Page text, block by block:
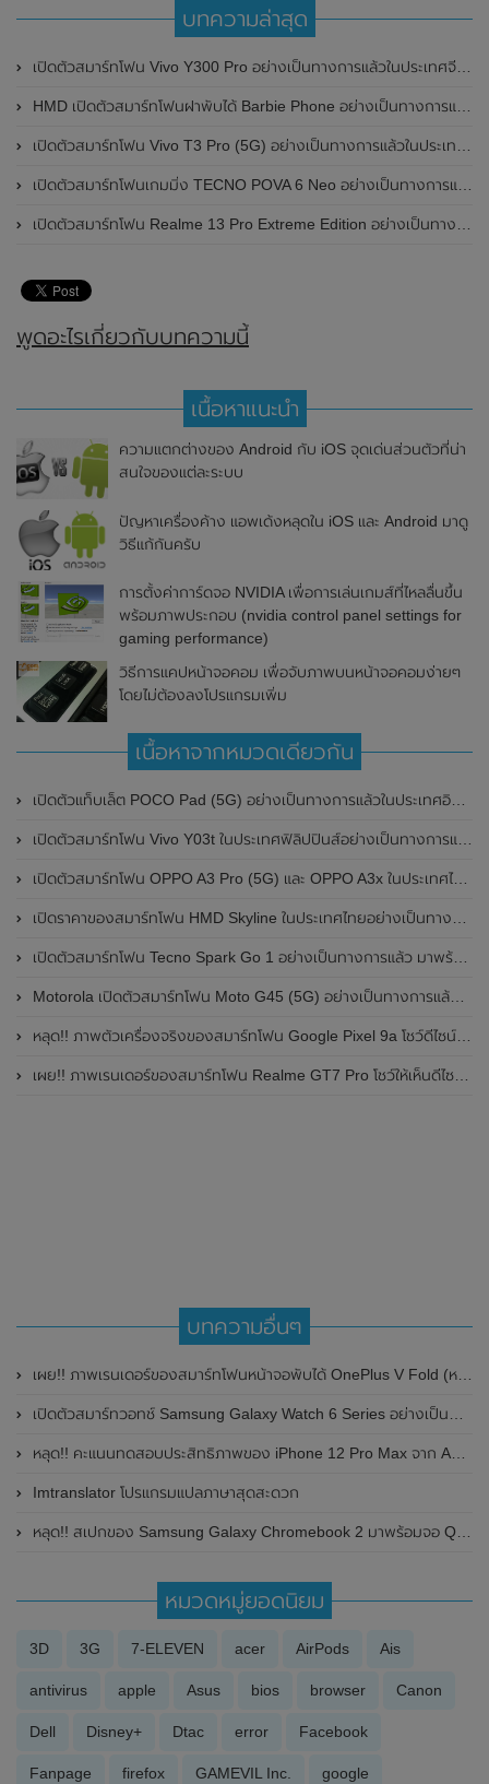
บทความล่าสุด
เปิดตัวสมาร์ทโฟน Vivo Y300 Pro อย่างเป็นทางการแล้วในประเทศจีน มาพร้อมดีไซน์พรีเมี่ยม ทนทาน และแบตเตอรี่สุดอึดขนาดใหญ่ 6,500mAh พร้อมรองรับการชาร์จไว 80W
HMD เปิดตัวสมาร์ทโฟนฝาพับได้ Barbie Phone อย่างเป็นทางการแล้ว มาพร้อมธีมสีชมพูสดใส
เปิดตัวสมาร์ทโฟน Vivo T3 Pro (5G) อย่างเป็นทางการแล้วในประเทศอินเดีย
เปิดตัวสมาร์ทโฟนเกมมิ่ง TECNO POVA 6 Neo อย่างเป็นทางการแล้วในประเทศไทย ในราคา 8,499 บาท
เปิดตัวสมาร์ทโฟน Realme 13 Pro Extreme Edition อย่างเป็นทางการแล้วในประเทศจีน
พูดอะไรเกี่ยวกับบทความนี้
เนื้อหาแนะนำ
ความแตกต่างของ Android กับ iOS จุดเด่นส่วนตัวที่น่า
สนใจของแต่ละระบบ
ปัญหาเครื่องค้าง แอพเด้งหลุดใน iOS และ Android มาดู
วิธีแก้กันครับ
การตั้งค่าการ์ดจอ NVIDIA เพื่อการเล่นเกมส์ที่ไหลลื่นขึ้น
พร้อมภาพประกอบ (nvidia control panel settings for
gaming performance)
วิธีการแคปหน้าจอคอม เพื่อจับภาพบนหน้าจอคอมง่ายๆ
โดยไม่ต้องลงโปรแกรมเพิ่ม
เนื้อหาจากหมวดเดียวกัน
เปิดตัวแท็บเล็ต POCO Pad (5G) อย่างเป็นทางการแล้วในประเทศอินเดีย มาพร้อมชิปเซ็ต Snapdragon 7s Gen 2 ของ Qualcomm และรองรับเครือข่าย 5G
เปิดตัวสมาร์ทโฟน Vivo Y03t ในประเทศฟิลิปปินส์อย่างเป็นทางการแล้ว มาพร้อมชิปเซ็ต Unisoc T612 , กล้องหลัง ความละเอียด 13MP , แบตเตอรี่ 5,000mAh และหน้าจอแสดงผล LCD / 90Hz
เปิดตัวสมาร์ทโฟน OPPO A3 Pro (5G) และ OPPO A3x ในประเทศไทยอย่างเป็นทางการแล้ว ในราคาเริ่มต้นเพียง 3,999 บาท
เปิดราคาของสมาร์ทโฟน HMD Skyline ในประเทศไทยอย่างเป็นทางการแล้ว ราคา 14,990 บาท
เปิดตัวสมาร์ทโฟน Tecno Spark Go 1 อย่างเป็นทางการแล้ว มาพร้อมหน้าจอแสดงผล LCD / 120Hz , แบตเตอรี่ 5,000mAh และใช้ชิปเซ็ต Unisoc
Motorola เปิดตัวสมาร์ทโฟน Moto G45 (5G) อย่างเป็นทางการแล้วในอินเดีย
หลุด!! ภาพตัวเครื่องจริงของสมาร์ทโฟน Google Pixel 9a โชว์ดีไซน์ใหม่ กล้องหลังแบนราบ ไม่มีกรอบของกล้องแล้ว
เผย!! ภาพเรนเดอร์ของสมาร์ทโฟน Realme GT7 Pro โชว์ให้เห็นดีไซน์ใหม่ พร้อมเผยรายละเอียดสเปกที่สำคัญบางส่วน
บทความอื่นๆ
เผย!! ภาพเรนเดอร์ของสมาร์ทโฟนหน้าจอพับได้ OnePlus V Fold (หรือ OnePlus Fold)
เปิดตัวสมาร์ทวอทช์ Samsung Galaxy Watch 6 Series อย่างเป็นทางการแล้ว ในราคาเริ่มต้น 9,900 บาท
หลุด!! คะแนนทดสอบประสิทธิภาพของ iPhone 12 Pro Max จาก AnTuTu พบว่าได้ 572,333 คะแนน มีประสิทธิภาพเพิ่มขึ้นเพียงเล็กน้อย
Imtranslator โปรแกรมแปลภาษาสุดสะดวก
หลุด!! สเปกของ Samsung Galaxy Chromebook 2 มาพร้อมจอ QLED , แบตเตอรี่12+ ชั่วโมง ในราคาที่ถูก
หมวดหมู่ยอดนิยม
3D 3G 7-ELEVEN acer AirPods Ais
antivirus apple Asus bios browser Canon
Dell Disney+ Dtac error Facebook
Fanpage firefox GAMEVIL Inc. google